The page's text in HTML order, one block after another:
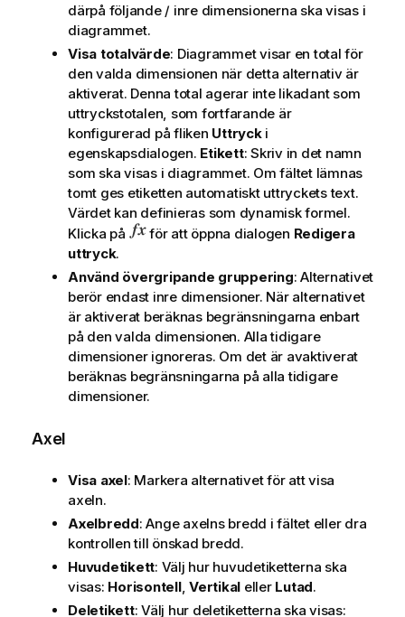
därpå följande / inre dimensionerna ska visas i
diagrammet.
Visa totalvärde: Diagrammet visar en total för
den valda dimensionen när detta alternativ är
aktiverat. Denna total agerar inte likadant som
uttryckstotalen, som fortfarande är
konfigurerad på fliken Uttryck i
egenskapsdialogen. Etikett: Skriv in det namn
som ska visas i diagrammet. Om fältet lämnas
tomt ges etiketten automatiskt uttryckets text.
Värdet kan definieras som dynamisk formel.
Klicka på
för att öppna dialogen Redigera
uttryck.
Använd övergripande gruppering: Alternativet
berör endast inre dimensioner. När alternativet
är aktiverat beräknas begränsningarna enbart
på den valda dimensionen. Alla tidigare
dimensioner ignoreras. Om det är avaktiverat
beräknas begränsningarna på alla tidigare
dimensioner.
Axel
Visa axel: Markera alternativet för att visa
axeln.
Axelbredd: Ange axelns bredd i fältet eller dra
kontrollen till önskad bredd.
Huvudetikett: Välj hur huvudetiketterna ska
visas: Horisontell, Vertikal eller Lutad.
Deletikett: Välj hur deletiketterna ska visas: